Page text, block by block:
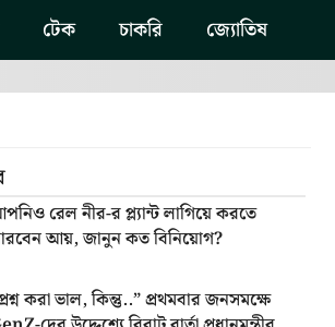
টেক চাকরি জ্যোতিষ
রেল নীর-র প্ল্যান্ট লাগিয়ে করতে
আয়, জানুন কত বিনিয়োগ?
করা ভাল, কিন্তু..” প্রথমবার জনসমক্ষে